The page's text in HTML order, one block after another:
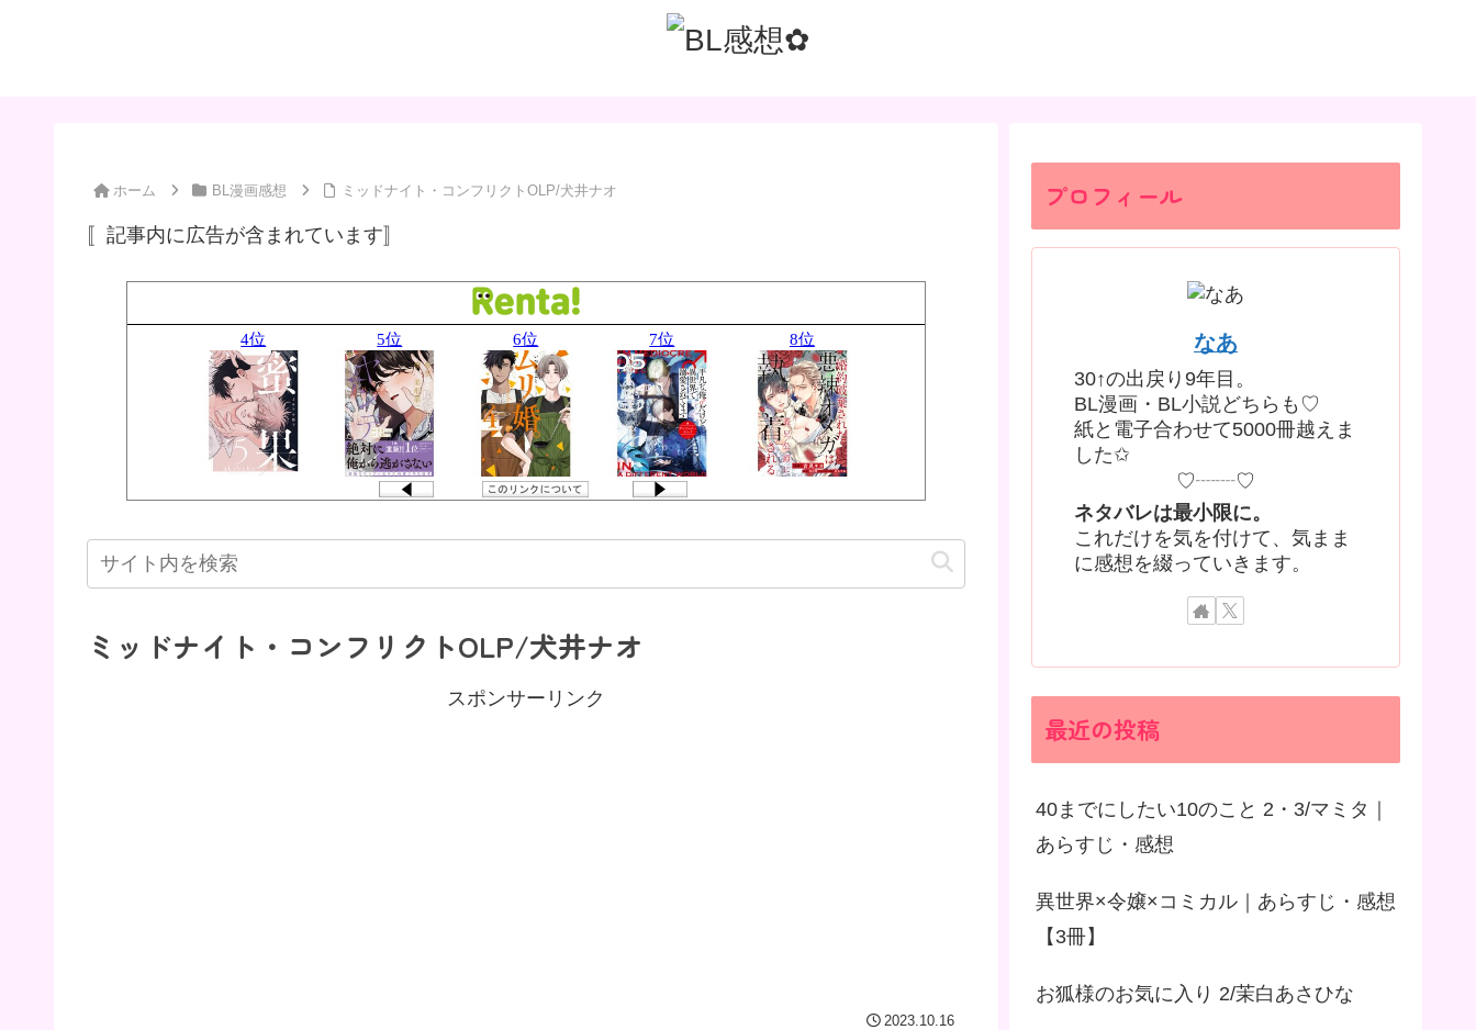
ホーム BL漫画感想 ミッドナイト・コンフリクトOLP/犬井ナオ
〚記事内に広告が含まれています〛
ミッドナイト・コンフリクトOLP/犬井ナオ
スポンサーリンク
2023.10.16
プロフィール
なあ
30↑の出戻り9年目。
BL漫画・BL小説どちらも♡
紙と電子合わせて5000冊越えま
した✩
♡┈┈♡
ネタバレは最小限に。
これだけを気を付けて、気まま
に感想を綴っていきます。
最近の投稿
40までにしたい10のこと 2・3/マミタ｜
あらすじ・感想
異世界×令嬢×コミカル｜あらすじ・感想
【3冊】
お狐様のお気に入り 2/茉白あさひな